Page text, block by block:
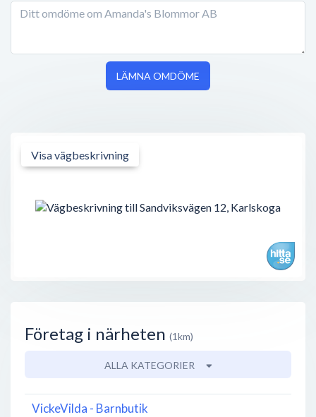
LÄMNA OMDÖME
Visa vägbeskrivning
Företag i närheten (1km)
ALLA KATEGORIER
VickeVilda - Barnbutik